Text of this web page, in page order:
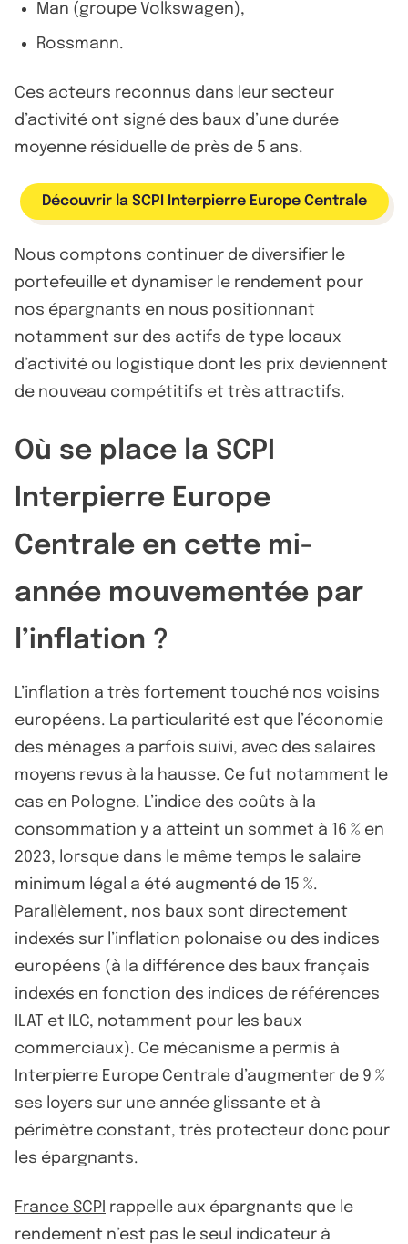
Man (groupe Volkswagen),
Rossmann.
Ces acteurs reconnus dans leur secteur
d’activité ont signé des baux d’une durée
moyenne résiduelle de près de 5 ans.
Découvrir la SCPI Interpierre Europe Centrale
Nous comptons continuer de diversifier le
portefeuille et dynamiser le rendement pour
nos épargnants en nous positionnant
notamment sur des actifs de type locaux
d’activité ou logistique dont les prix deviennent
de nouveau compétitifs et très attractifs.
Où se place la SCPI
Interpierre Europe
Centrale en cette mi-
année mouvementée par
l’inflation ?
L’inflation a très fortement touché nos voisins
européens. La particularité est que l’économie
des ménages a parfois suivi, avec des salaires
moyens revus à la hausse. Ce fut notamment le
cas en Pologne. L’indice des coûts à la
consommation y a atteint un sommet à 16 % en
2023, lorsque dans le même temps le salaire
minimum légal a été augmenté de 15 %.
Parallèlement, nos baux sont directement
indexés sur l’inflation polonaise ou des indices
européens (à la différence des baux français
indexés en fonction des indices de références
ILAT et ILC, notamment pour les baux
commerciaux). Ce mécanisme a permis à
Interpierre Europe Centrale d’augmenter de 9 %
ses loyers sur une année glissante et à
périmètre constant, très protecteur donc pour
les épargnants.
France SCPI rappelle aux épargnants que le
rendement n’est pas le seul indicateur à